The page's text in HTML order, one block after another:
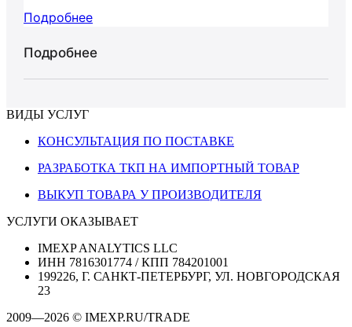
Подробнее
Подробнее
ВИДЫ УСЛУГ
КОНСУЛЬТАЦИЯ ПО ПОСТАВКЕ
РАЗРАБОТКА ТКП НА ИМПОРТНЫЙ ТОВАР
ВЫКУП ТОВАРА У ПРОИЗВОДИТЕЛЯ
УСЛУГИ ОКАЗЫВАЕТ
IMEXP ANALYTICS LLC
ИНН 7816301774 / КПП 784201001
199226, Г. САНКТ-ПЕТЕРБУРГ, УЛ. НОВГОРОДСКАЯ
23
2009—2026 © IMEXP.RU/TRADE